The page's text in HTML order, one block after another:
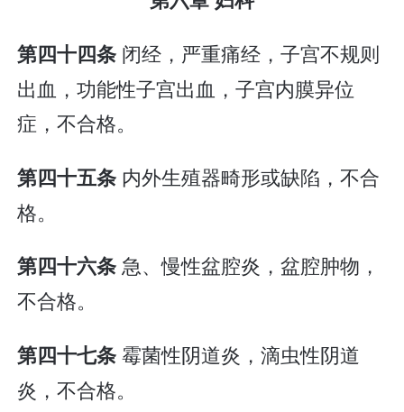
第四十四条 闭经，严重痛经，子宫不规则
出血，功能性子宫出血，子宫内膜异位
症，不合格。
第四十五条 内外生殖器畸形或缺陷，不合
格。
第四十六条急、慢性盆腔炎，盆腔肿物，
不合格。
第四十七条霉菌性阴道炎，滴虫性阴道
炎，不合格。